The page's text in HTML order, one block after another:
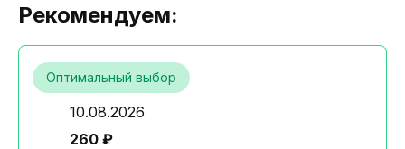
Рекомендуем:
Оптимальный выбор
10.08.2026
260 ₽